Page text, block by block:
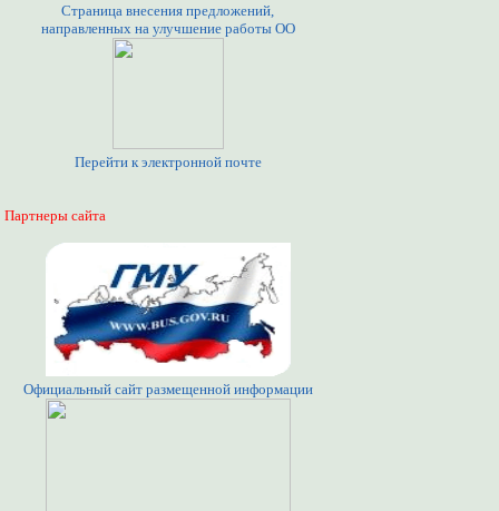
Страница внесения предложений,
направленных на улучшение работы ОО
Перейти к электронной почте
Партнеры сайта
Официальный сайт размещенной информации